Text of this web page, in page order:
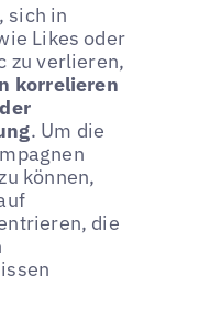
sich in
Likes oder
zu verlieren,
korrelieren
. Um die
können,
die